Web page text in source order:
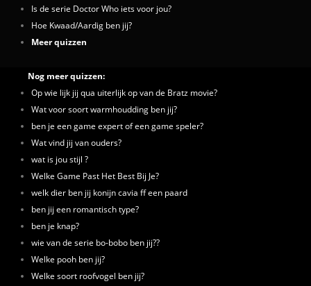
Is de serie Doctor Who iets voor jou?
Hoe Kwaad/Aardig ben jij?
Meer quizzen
Nog meer quizzen:
Op wie lijk jij qua uiterlijk op van de Bratz movie?
Wat voor soort warmhoudding ben jij?
ben je een game expert of een game speler?
Wat vind jij van ouders?
wat is jou stijl ?
Welke Game Past Het Best Bij Je?
welk dier ben jij konijn cavia ff een paard
ben jij een romantisch type?
ben je knap?
wie van de serie bo-bobo ben jij??
Welke pooh ben jij?
Welke soort roofvogel ben jij?